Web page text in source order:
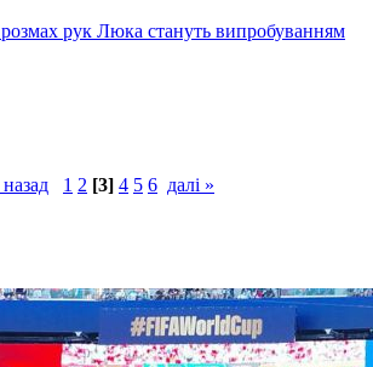
розмах рук Люка стануть випробуванням
назад 1 2 [3] 4 5 6 далі »